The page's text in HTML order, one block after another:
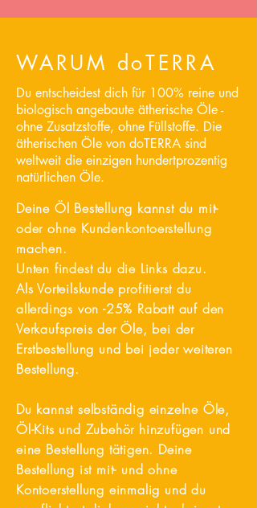
WARUM doTERRA
Du entscheidest dich für 100% reine und
biologisch angebaute ätherische Öle -
ohne Zusatzstoffe, ohne Füllstoffe. Die
ätherischen Öle von doTERRA sind
weltweit die einzigen hundertprozentig
natürlichen Öle.
Deine Öl Bestellung kannst du mit-
oder ohne Kundenkontoerstellung
machen.
Unten findest du die Links dazu.
Als Vorteilskunde profitierst du
allerdings von -25% Rabatt auf den
Verkaufspreis der Öle, bei der
Erstbestellung und bei jeder weiteren
Bestellung.
Du kannst selbständig einzelne Öle,
Öl-Kits und Zubehör hinzufügen und
eine Bestellung tätigen. Deine
Bestellung ist mit- und ohne
Kontoerstellung einmalig und du